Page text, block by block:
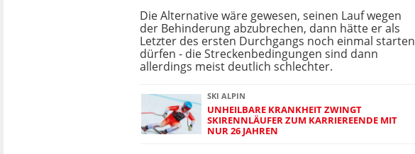
Die Alternative wäre gewesen, seinen Lauf wegen
der Behinderung abzubrechen, dann hätte er als
Letzter des ersten Durchgangs noch einmal starten
dürfen - die Streckenbedingungen sind dann
allerdings meist deutlich schlechter.
SKI ALPIN
UNHEILBARE KRANKHEIT ZWINGT
SKIRENNLÄUFER ZUM KARRIEREENDE MIT
NUR 26 JAHREN